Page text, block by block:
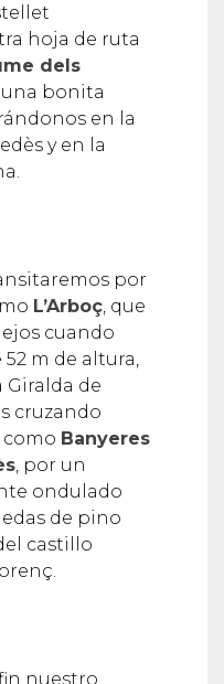
hoja de ruta
dels
una bonita
en la
y en la
por
L’Arboç , que
cuando
m de altura,
Giralda de
cruzando
Banyeres
, por un
ondulado
de pino
castillo
nuestro